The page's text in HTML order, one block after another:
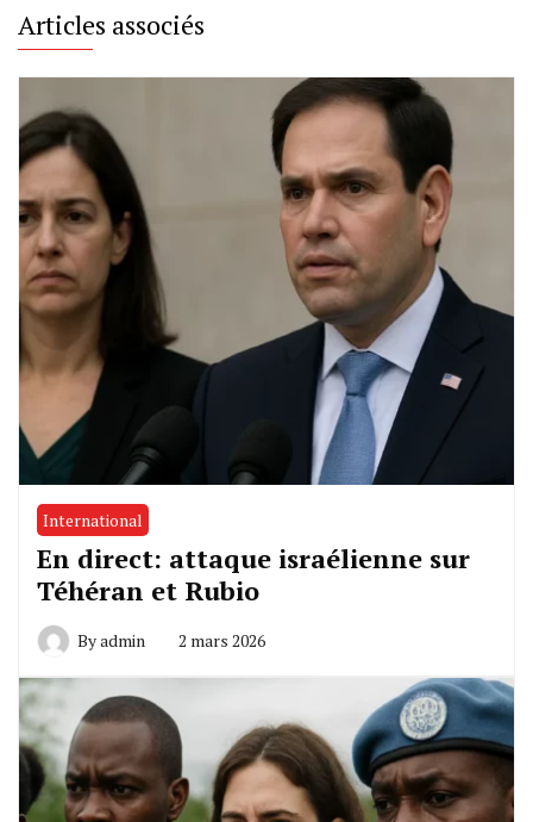
Articles associés
International
En direct: attaque israélienne sur
Téhéran et Rubio
Byadmin 2 mars 2026